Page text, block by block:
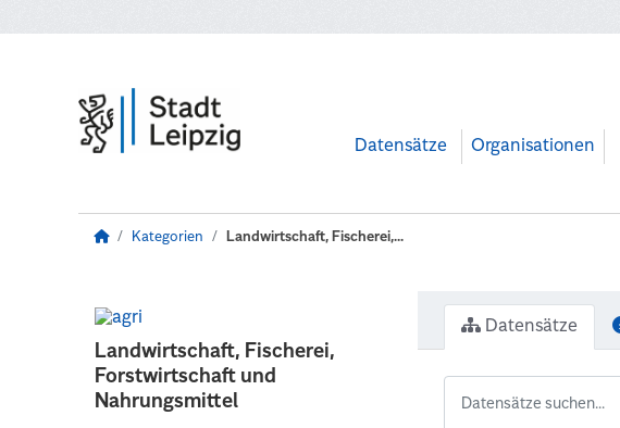
Datensätze Organisationen
Kategorien Landwirtschaft, Fischerei,...
Landwirtschaft, Fischerei,
Forstwirtschaft und
Nahrungsmittel
Datensätze